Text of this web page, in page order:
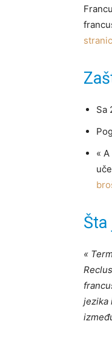
Sa
«
«
jezika